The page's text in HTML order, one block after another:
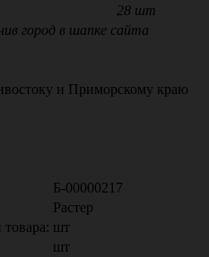
28 шт
город в шапке сайта
и Приморскому краю
Б-00000217
Растер
шт
шт